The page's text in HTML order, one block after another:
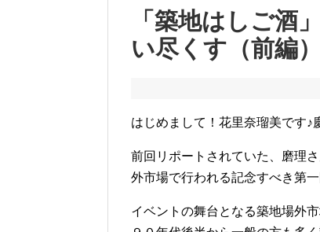
「築地はしご酒
い尽くす（前編）
はじめまして！花里奈瑠美です♪
前回リポートされていた、磨理
外市場で行われる記念すべき第
イベントの舞台となる築地場外